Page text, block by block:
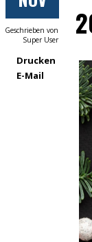
Geschrieben von
Super User
Drucken
E-Mail